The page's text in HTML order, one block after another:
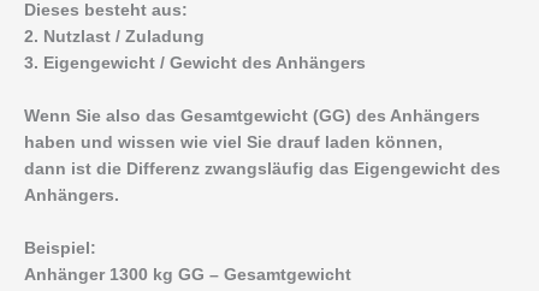
Dieses besteht aus:
2. Nutzlast / Zuladung
3. Eigengewicht / Gewicht des Anhängers
Wenn Sie also das Gesamtgewicht (GG) des Anhängers
haben und wissen wie viel Sie drauf laden können,
dann ist die Differenz zwangsläufig das Eigengewicht des
Anhängers.
Beispiel:
Anhänger 1300 kg GG – Gesamtgewicht